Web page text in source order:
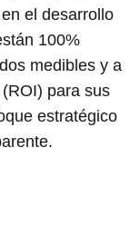
el desarrollo
100%
medibles y a
para sus
estratégico